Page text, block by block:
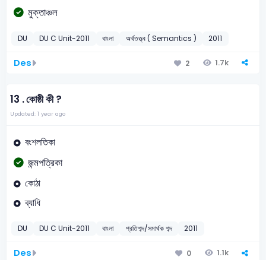
মুক্তাঞ্চল
DU DU C Unit-2011 বাংলা অর্থতত্ত্ব ( Semantics ) 2011
Des 2 1.7k
13 .কোষ্ঠী কী ?
Updated: 1 year ago
বংশলতিকা
জন্মপত্রিকা
কোঠা
ব্যাধি
DU DU C Unit-2011 বাংলা প্রতিশব্দ/সমার্থক শব্দ 2011
Des 0 1.1k